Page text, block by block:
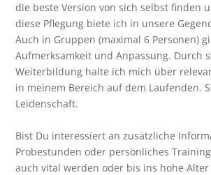
die beste Version von sich selbst finden
diese Pflegung biete ich in unsere
Auch in Gruppen (maximal 6 Personen)
Aufmerksamkeit und Anpassung. Durch
Weiterbildung halte ich mich über
in meinem Bereich auf dem Laufenden.
Leidenschaft.
Bist Du interessiert an zusätzliche
Probestunden oder persönliches
auch vital werden oder bis ins hohe Alter